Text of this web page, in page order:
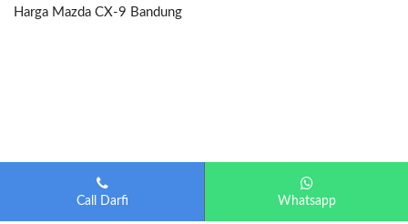
Harga Mazda CX-9 Bandung
Mazda Bandung Otomotif-Bandung.com
Call Darfi Whatsapp